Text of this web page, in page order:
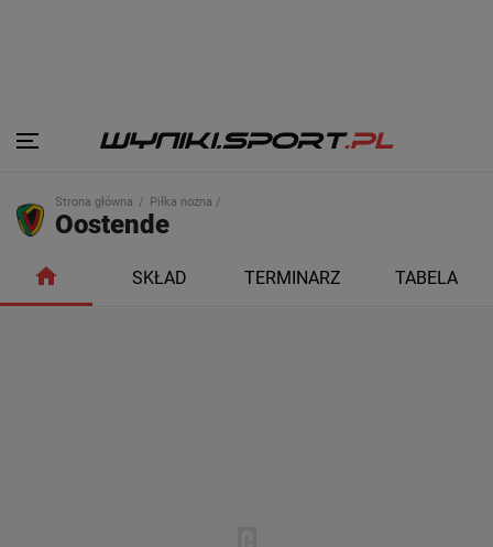
Strona główna Piłka nożna /
Oostende
SKŁAD TERMINARZ TABELA